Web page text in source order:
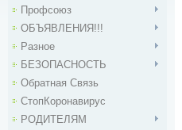
Профсоюз
ОБЪЯВЛЕНИЯ!!!
Разное
БЕЗОПАСНОСТЬ
Обратная Связь
СтопКоронавирус
РОДИТЕЛЯМ